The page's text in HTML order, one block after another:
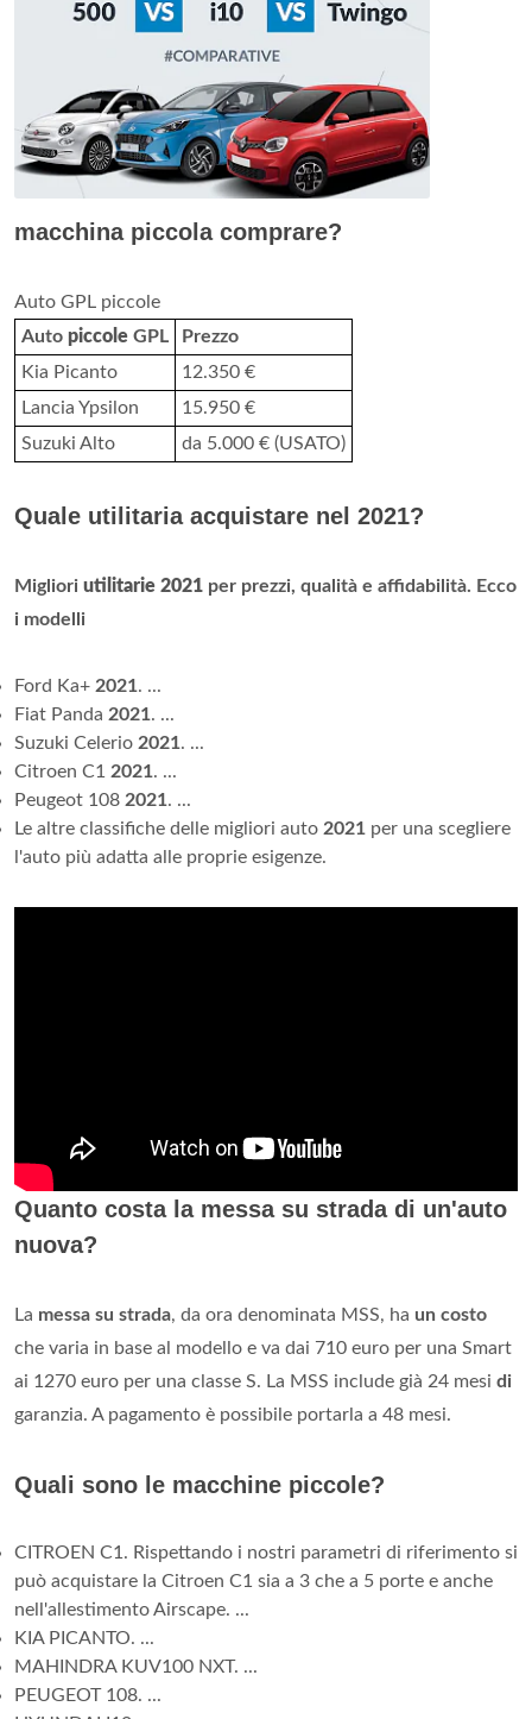
macchina piccola comprare?
Auto GPL piccole
Auto piccole GPL
Prezzo
Kia Picanto
12.350 €
Lancia Ypsilon
15.950 €
Suzuki Alto
da 5.000 € (USATO)
Quale utilitaria acquistare nel 2021?
Migliori utilitarie 2021 per prezzi, qualità e affidabilità. Ecco
i modelli
Ford Ka+ 2021. ...
Fiat Panda 2021. ...
Suzuki Celerio 2021. ...
Citroen C1 2021. ...
Peugeot 108 2021. ...
Le altre classifiche delle migliori auto 2021 per una scegliere
l'auto più adatta alle proprie esigenze.
Quanto costa la messa su strada di un'auto
nuova?
La messa su strada, da ora denominata MSS, ha un costo
che varia in base al modello e va dai 710 euro per una Smart
ai 1270 euro per una classe S. La MSS include già 24 mesi di
garanzia. A pagamento è possibile portarla a 48 mesi.
Quali sono le macchine piccole?
CITROEN C1. Rispettando i nostri parametri di riferimento si
può acquistare la Citroen C1 sia a 3 che a 5 porte e anche
nell'allestimento Airscape. ...
KIA PICANTO. ...
MAHINDRA KUV100 NXT. ...
PEUGEOT 108. ...